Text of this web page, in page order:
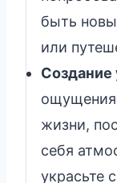
быть
или
Создание
ощущения
жизни,
себя
украсьте